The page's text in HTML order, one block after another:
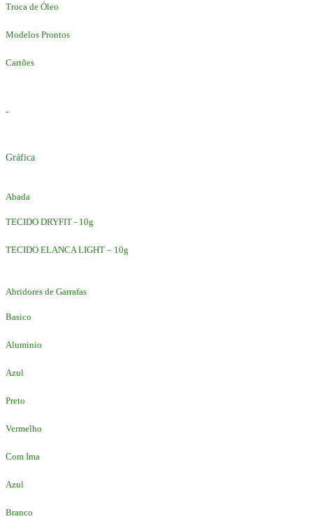
Troca de Óleo
Modelos Prontos
Cartões
-
Gráfica
Abada
TECIDO DRYFIT - 10g
TECIDO ELANCA LIGHT – 10g
Abridores de Garrafas
Basico
Aluminio
Azul
Preto
Vermelho
Com Ima
Azul
Branco